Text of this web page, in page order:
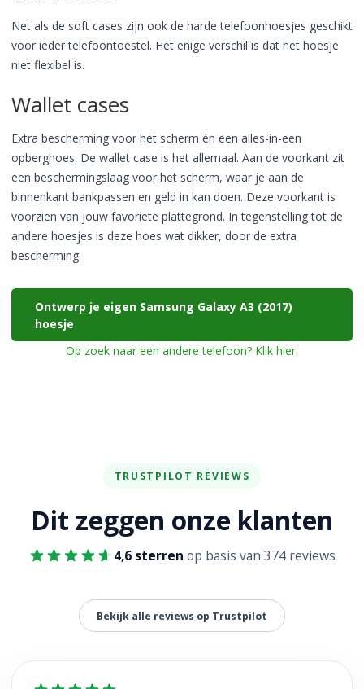
Net als de soft cases zijn ook de harde telefoonhoesjes geschikt
voor ieder telefoontoestel. Het enige verschil is dat het hoesje
niet flexibel is.
Wallet cases
Extra bescherming voor het scherm én een alles-in-een
opberghoes. De wallet case is het allemaal. Aan de voorkant zit
een beschermingslaag voor het scherm, waar je aan de
binnenkant bankpassen en geld in kan doen. Deze voorkant is
voorzien van jouw favoriete plattegrond. In tegenstelling tot de
andere hoesjes is deze hoes wat dikker, door de extra
bescherming.
Ontwerp je eigen Samsung Galaxy A3 (2017)
hoesje
Op zoek naar een andere telefoon? Klik hier.
TRUSTPILOT REVIEWS
Dit zeggen onze klanten
4,6 sterren op basis van 374 reviews
Bekijk alle reviews op Trustpilot